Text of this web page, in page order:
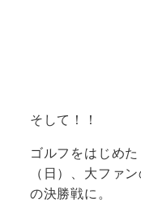
そして！！
ゴルフをはじめ
（日）、大ファ
の決勝戦に。